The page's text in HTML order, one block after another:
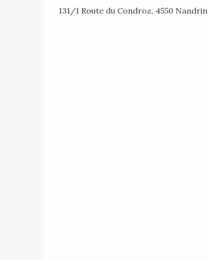
131/1 Route du Condroz, 4550 Nandrin